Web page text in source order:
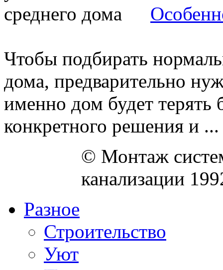
Чтобы подбирать
дома, предварительно
именно дом будет терять
конкретного решения и ...
© Монтаж
канализации
Разное
Строительство
Уют